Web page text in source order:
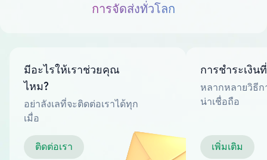
การจัดส่งทั่วโลก
มีอะไรให้เราช่วยคุณ
ไหม?
อย่าลังเลที่จะติดต่อเราได้ทุก
เมื่อ
ติดต่อเรา
การชำระเงิน
หลากหลายวิธีก
น่าเชื่อถือ
เพิ่มเติม